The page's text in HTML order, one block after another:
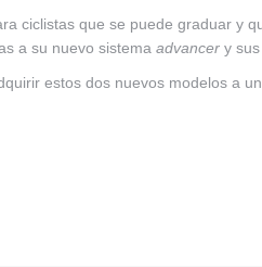
ciclistas que se puede graduar y
a su nuevo sistema advancer y
estos dos nuevos modelos a